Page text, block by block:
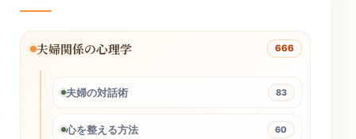
夫婦関係の心理学 666
夫婦の対話術 83
心を整える方法 60